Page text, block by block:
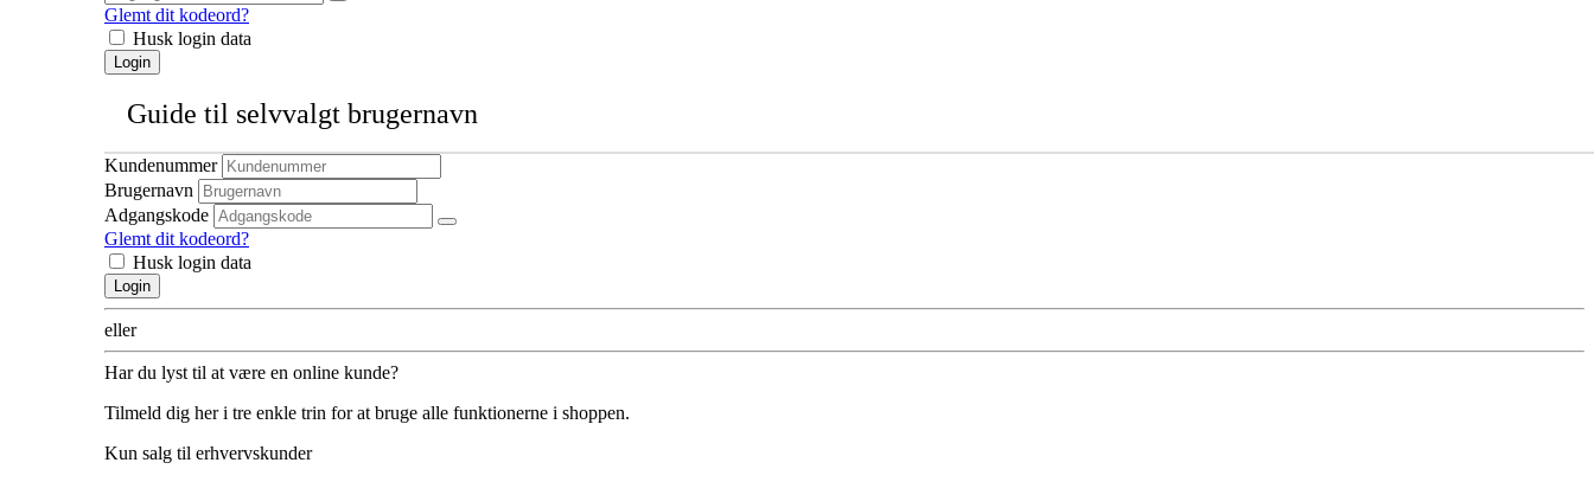
Glemt dit kodeord?
Husk login data
Login
Guide til selvvalgt brugernavn
Kundenummer
Brugernavn
Adgangskode
Glemt dit kodeord?
Husk login data
Login
eller
Har du lyst til at være en online kunde?
Tilmeld dig her i tre enkle trin for at bruge alle funktionerne i shoppen.
Kun salg til erhvervskunder